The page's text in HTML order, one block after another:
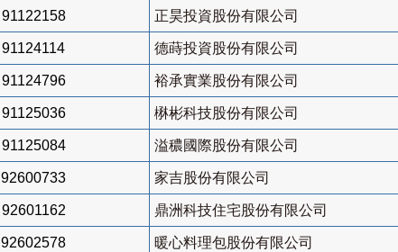
91122158 正昊投資股份有限公司
91124114 德蒔投資股份有限公司
91124796 裕承實業股份有限公司
91125036 楙彬科技股份有限公司
91125084 溢穠國際股份有限公司
92600733 家吉股份有限公司
92601162 鼎洲科技住宅股份有限公司
92602578 暖心料理包股份有限公司